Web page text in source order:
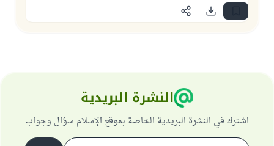
النشرة البريدية
اشترك في النشرة البريدية الخاصة بموقع الإسلام سؤال وجواب